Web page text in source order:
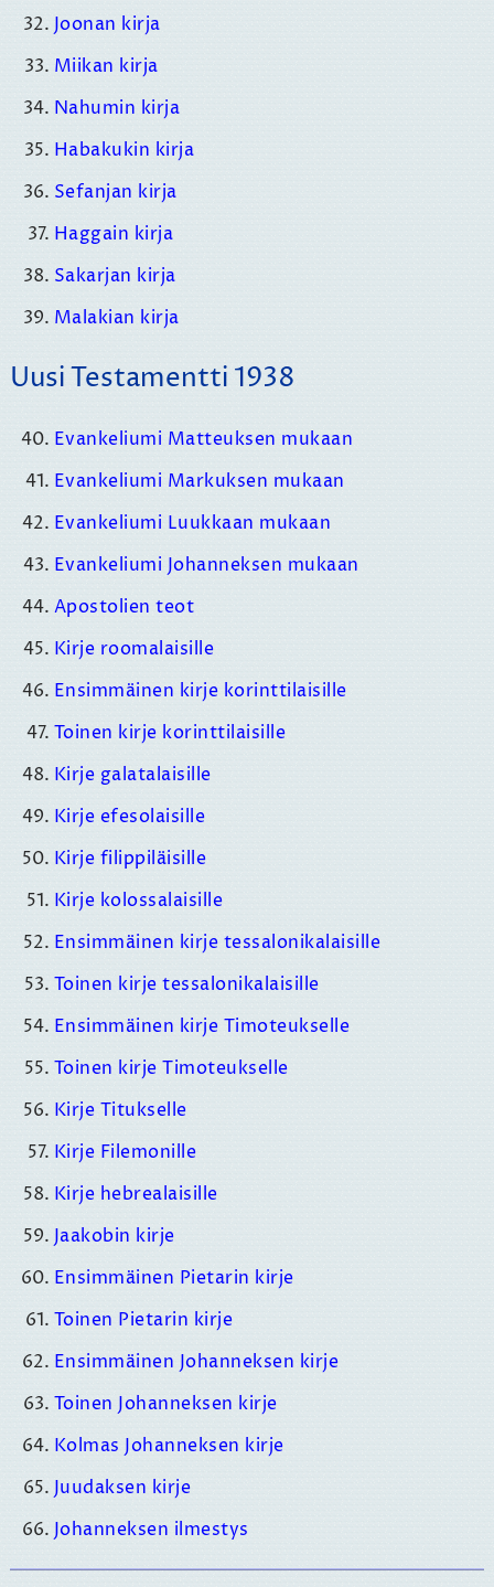
Joonan kirja
Miikan kirja
Nahumin kirja
Habakukin kirja
Sefanjan kirja
Haggain kirja
Sakarjan kirja
Malakian kirja
Uusi Testamentti 1938
Evankeliumi Matteuksen mukaan
Evankeliumi Markuksen mukaan
Evankeliumi Luukkaan mukaan
Evankeliumi Johanneksen mukaan
Apostolien teot
Kirje roomalaisille
Ensimmäinen kirje korinttilaisille
Toinen kirje korinttilaisille
Kirje galatalaisille
Kirje efesolaisille
Kirje filippiläisille
Kirje kolossalaisille
Ensimmäinen kirje tessalonikalaisille
Toinen kirje tessalonikalaisille
Ensimmäinen kirje Timoteukselle
Toinen kirje Timoteukselle
Kirje Titukselle
Kirje Filemonille
Kirje hebrealaisille
Jaakobin kirje
Ensimmäinen Pietarin kirje
Toinen Pietarin kirje
Ensimmäinen Johanneksen kirje
Toinen Johanneksen kirje
Kolmas Johanneksen kirje
Juudaksen kirje
Johanneksen ilmestys